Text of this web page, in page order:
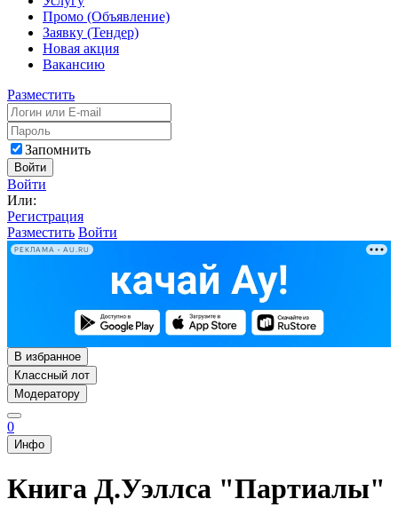
Промо (Объявление)
Заявку (Тендер)
Новая акция
Вакансию
Разместить
Запомнить
Войти
Войти
Или:
Регистрация
Разместить Войти
РЕКЛАМА • AU.RU
В избранное
Классный лот
Модератору
0
Инфо
Книга Д.Уэллса "Партиалы"